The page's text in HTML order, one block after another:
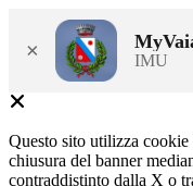
× IMU
Questo sito utilizza
chiusura del banner
contraddistinto dalla X o